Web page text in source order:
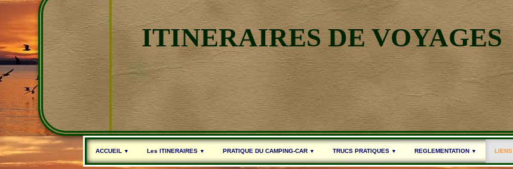
ITINERAIRES DE VOYAGES
ACCUEIL ▼ Les ITINERAIRES ▼ PRATIQUE DU CAMPING-CAR ▼ TRUCS PRATIQUES ▼ REGLEMENTATION ▼ LIENS